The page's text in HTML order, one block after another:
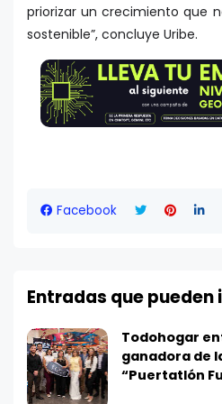
priorizar un crecimiento que
sostenible”, concluye Uribe.
Facebook
Entradas que
Todohogar
ganadora de
“Puertatlón